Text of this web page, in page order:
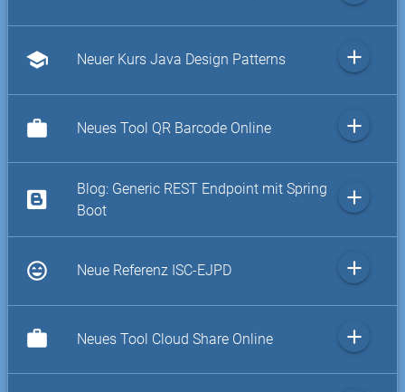
school Neuer Kurs Java Design Patterns add
work Neues Tool QR Barcode Online add
Blog: Generic REST Endpoint mit Spring
Boot
add
sentiment_very_satisfied Neue Referenz ISC-EJPD add
work Neues Tool Cloud Share Online add